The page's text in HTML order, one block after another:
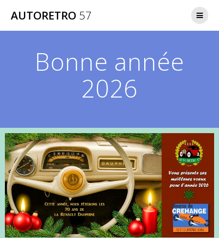
AUTORETRO 57
Bonne année
2026